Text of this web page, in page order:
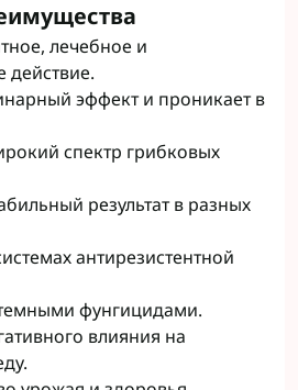
лечебное и
действие.
эффект и проникает в
спектр грибковых
результат в разных
антирезистентной
фунгицидами.
влияния на